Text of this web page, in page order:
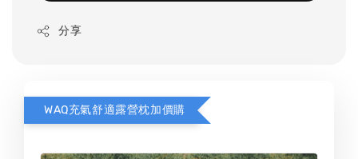
分享
WAQ充氣舒適露營枕加價購